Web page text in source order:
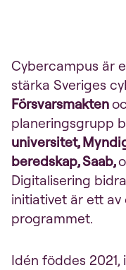
Cybercampus är
stärka Sveriges
Försvarsmakten
planeringsgrupp
universitet,
beredskap, Saab,
Digitalisering
initiativet är ett
programmet.
Idén föddes